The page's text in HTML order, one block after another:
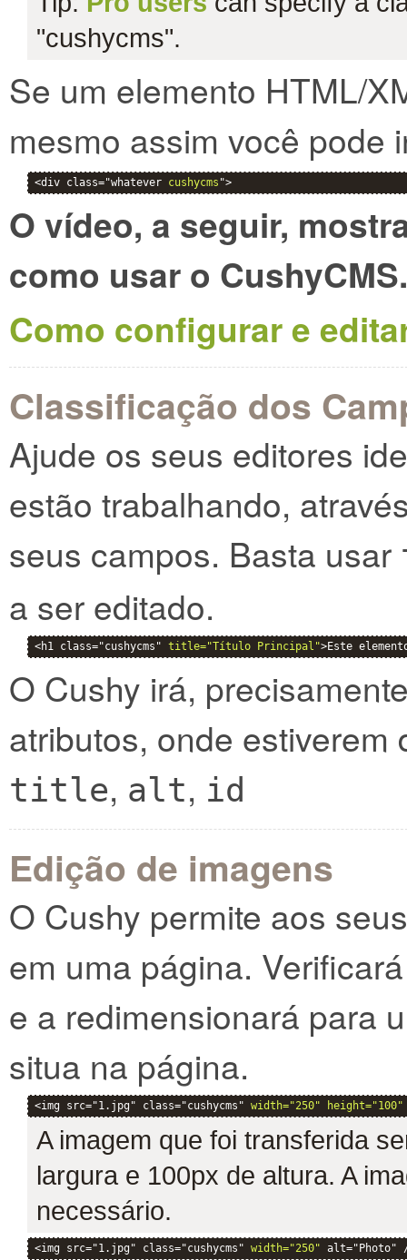
"cushycms".
Se um elemento HTML/
mesmo assim você pode
<div class="whatever cushycms ">
O vídeo, a seguir,
como usar o CushyCMS.
Como configurar e
Classificação dos
Ajude os seus editores
estão trabalhando,
seus campos. Basta usar
a ser editado.
<h1 class="cushycms" title="Título Principal">Este
O Cushy irá,
atributos, onde estiverem
title, alt, id
Edição de imagens
O Cushy permite aos
em uma página.
e a redimensionará para
situa na página.
<img src="1.jpg" class="cushycms" width="250" height="100"
A imagem que foi transferida
largura e 100px de altura. A
necessário.
<img src="1.jpg" class="cushycms" width="250" alt="Photo"